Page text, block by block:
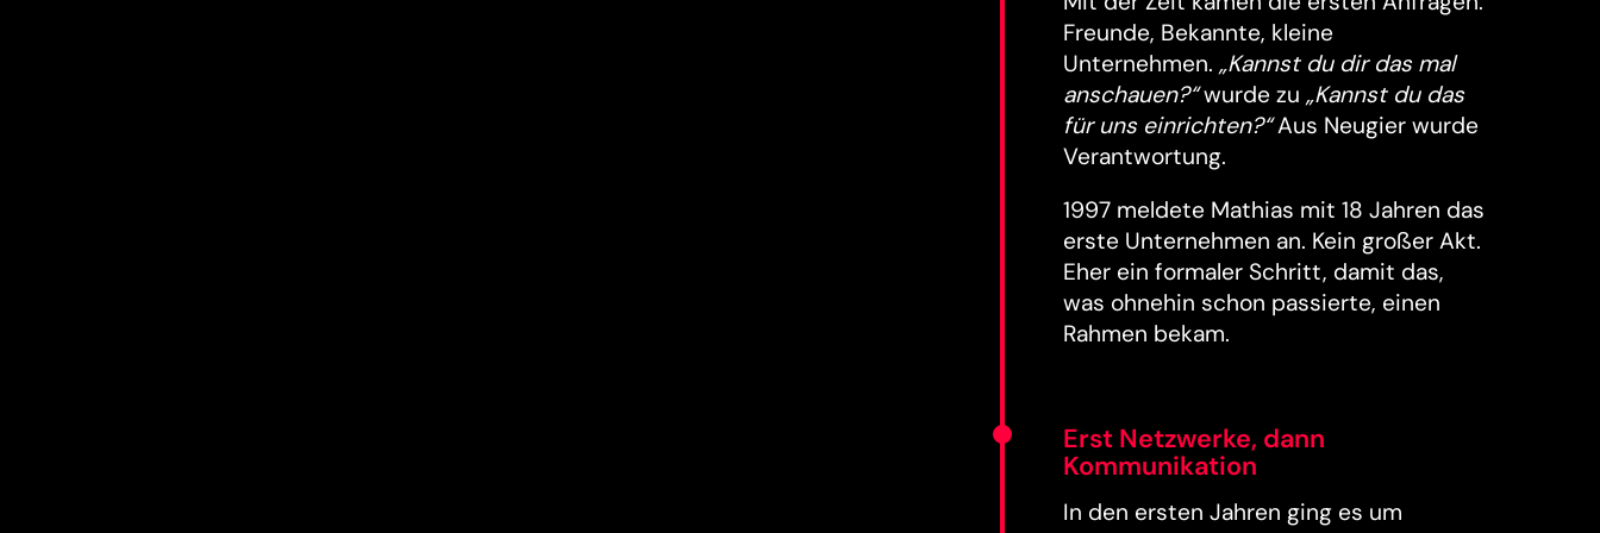
Freunde, Bekannte, kleine
Unternehmen. „Kannst du dir das mal
anschauen?“wurde zu „Kannst du das
für uns einrichten?“Aus Neugier wurde
Verantwortung.
1997 meldete Mathias mit 18 Jahren das
erste Unternehmen an. Kein großer Akt.
Eher ein formaler Schritt, damit das,
was ohnehin schon passierte, einen
Rahmen bekam.
Erst Netzwerke, dann
Kommunikation
In den ersten Jahren ging es um